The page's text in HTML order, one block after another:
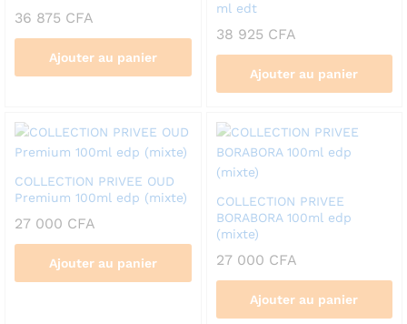
36 875 CFA
Ajouter au panier
ml edt
38 925 CFA
Ajouter au panier
COLLECTION PRIVEE OUD
Premium 100ml edp (mixte)
27 000 CFA
Ajouter au panier
COLLECTION PRIVEE
BORABORA 100ml edp
(mixte)
27 000 CFA
Ajouter au panier